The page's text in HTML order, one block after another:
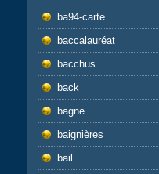
ba94-carte
baccalauréat
bacchus
back
bagne
baignières
bail